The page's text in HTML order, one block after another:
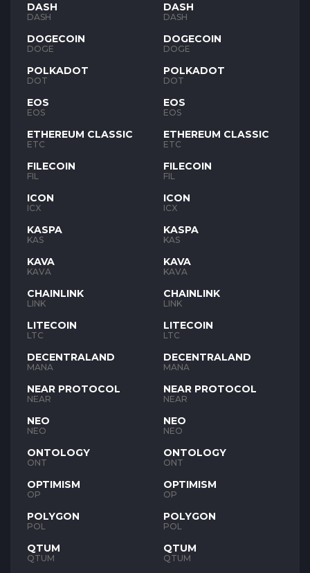
DASH
DASH
DOGECOIN
DOGE
POLKADOT
DOT
EOS
EOS
ETHEREUM CLASSIC
ETC
FILECOIN
FIL
ICON
ICX
KASPA
KAS
KAVA
KAVA
CHAINLINK
LINK
LITECOIN
LTC
DECENTRALAND
MANA
NEAR PROTOCOL
NEAR
NEO
NEO
ONTOLOGY
ONT
OPTIMISM
OP
POLYGON
POL
QTUM
QTUM
DASH
DASH
DOGECOIN
DOGE
POLKADOT
DOT
EOS
EOS
ETHEREUM CLASSIC
ETC
FILECOIN
FIL
ICON
ICX
KASPA
KAS
KAVA
KAVA
CHAINLINK
LINK
LITECOIN
LTC
DECENTRALAND
MANA
NEAR PROTOCOL
NEAR
NEO
NEO
ONTOLOGY
ONT
OPTIMISM
OP
POLYGON
POL
QTUM
QTUM